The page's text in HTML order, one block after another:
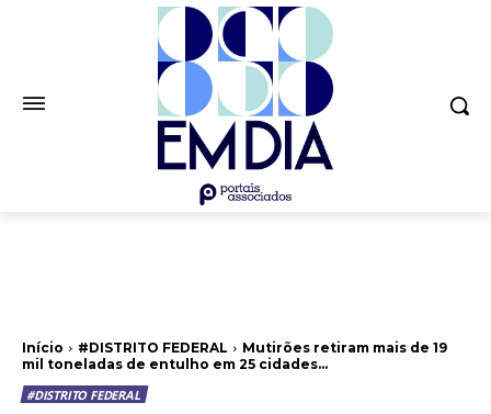
Início #DISTRITO FEDERAL
Mutirões retiram mais de 19
mil toneladas de entulho em 25 cidades...
#DISTRITO FEDERAL